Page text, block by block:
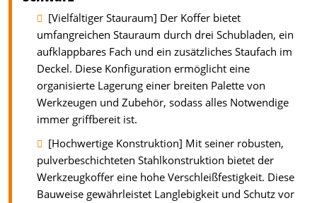
[Vielfältiger Stauraum] Der Koffer bietet
umfangreichen Stauraum durch drei Schubladen, ein
aufklappbares Fach und ein zusätzliches Staufach im
Deckel. Diese Konfiguration ermöglicht eine
organisierte Lagerung einer breiten Palette von
Werkzeugen und Zubehör, sodass alles Notwendige
immer griffbereit ist.
[Hochwertige Konstruktion] Mit seiner robusten,
pulverbeschichteten Stahlkonstruktion bietet der
Werkzeugkoffer eine hohe Verschleißfestigkeit. Diese
Bauweise gewährleistet Langlebigkeit und Schutz vor